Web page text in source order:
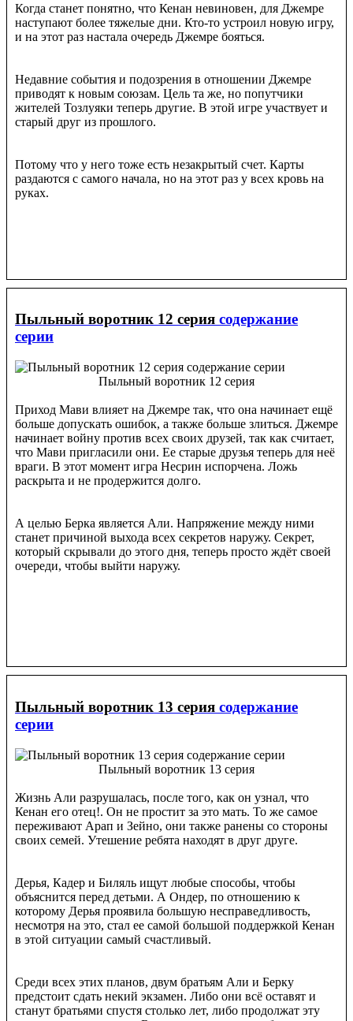
Когда станет понятно, что Кенан невиновен, для Джемре
наступают более тяжелые дни. Кто-то устроил новую игру,
и на этот раз настала очередь Джемре бояться.
Недавние события и подозрения в отношении Джемре
приводят к новым союзам. Цель та же, но попутчики
жителей Тозлуяки теперь другие. В этой игре участвует и
старый друг из прошлого.
Потому что у него тоже есть незакрытый счет. Карты
раздаются с самого начала, но на этот раз у всех кровь на
руках.
Пыльный воротник 12 серия содержание
серии
Пыльный воротник 12 серия
Приход Мави влияет на Джемре так, что она начинает ещё
больше допускать ошибок, а также больше злиться. Джемре
начинает войну против всех своих друзей, так как считает,
что Мави пригласили они. Ее старые друзья теперь для неё
враги. В этот момент игра Несрин испорчена. Ложь
раскрыта и не продержится долго.
А целью Берка является Али. Напряжение между ними
станет причиной выхода всех секретов наружу. Секрет,
который скрывали до этого дня, теперь просто ждёт своей
очереди, чтобы выйти наружу.
Пыльный воротник 13 серия содержание
серии
Пыльный воротник 13 серия
Жизнь Али разрушалась, после того, как он узнал, что
Кенан его отец!. Он не простит за это мать. То же самое
переживают Арап и Зейно, они также ранены со стороны
своих семей. Утешение ребята находят в друг друге.
Дерья, Кадер и Биляль ищут любые способы, чтобы
объяснится перед детьми. А Ондер, по отношению к
которому Дерья проявила большую несправедливость,
несмотря на это, стал ее самой большой поддержкой Кенан
в этой ситуации самый счастливый.
Среди всех этих планов, двум братьям Али и Берку
предстоит сдать некий экзамен. Либо они всё оставят и
станут братьями спустя столько лет, либо продолжат эту